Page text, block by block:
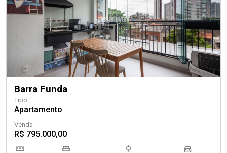
Barra Funda
Tipo
Apartamento
Venda
R$ 795.000,00